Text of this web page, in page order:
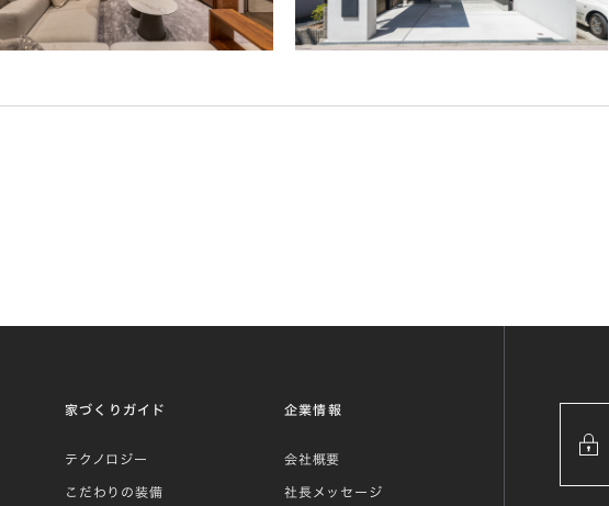
家づくりガイド
テクノロジー
こだわりの装備
企業情報
会社概要
社長メッセージ